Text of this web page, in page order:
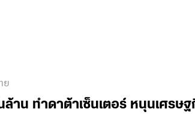
ย
ล้าน ทำดาต้าเซ็นเตอร์ หนุนเศรษ